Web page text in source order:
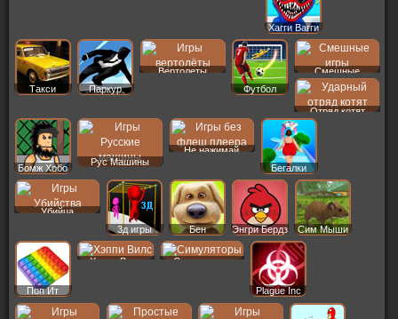
Хагги Вагги
Такси Паркур
Вертолеты
Футбол
Смешные
Отряд котят
Бомж Хобо
Рус Машины
Не нажимай
Бегалки
Убийца
3д игры
Бен Энгри Бердз Сим Мыши
Поп Ит
Хэппи Вилс Симуляторы
Plague Inc